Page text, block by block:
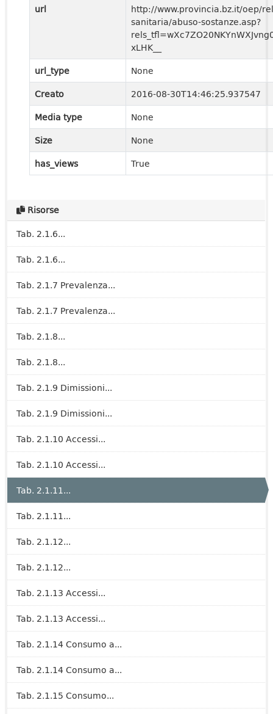
Risorse
Tab. 2.1.6...
Tab. 2.1.6...
Tab. 2.1.7 Prevalenza...
Tab. 2.1.7 Prevalenza...
Tab. 2.1.8...
Tab. 2.1.8...
Tab. 2.1.9 Dimissioni...
Tab. 2.1.9 Dimissioni...
Tab. 2.1.10 Accessi...
Tab. 2.1.10 Accessi...
Tab. 2.1.11...
Tab. 2.1.11...
Tab. 2.1.12...
Tab. 2.1.12...
Tab. 2.1.13 Accessi...
Tab. 2.1.13 Accessi...
Tab. 2.1.14 Consumo a...
Tab. 2.1.14 Consumo a...
Tab. 2.1.15 Consumo...
url
http://www.provincia.bz.it/oep/
sanitaria/abuso-sostanze.asp?
xLHK__
url_type
None
Creato
2016-08-30T14:46:25.937547
Media type
None
Size
None
has_views
True